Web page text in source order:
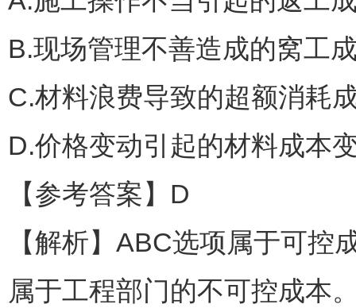
B.现场管理不善造成的窝工
C.材料浪费导致的超额消耗
D.价格变动引起的材料成本
【参考答案】D
【解析】ABC选项属于可
属于工程部门的不可控成本